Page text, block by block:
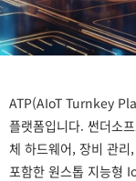
ATP(AIoT Turnkey
플랫폼입니다. 썬더소
체 하드웨어, 장비 관
포함한 원스톱 지능형